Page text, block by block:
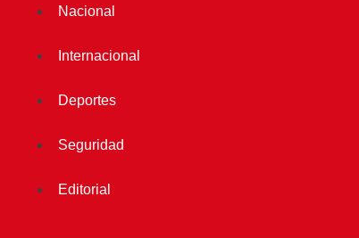
Nacional
Internacional
Deportes
Seguridad
Editorial